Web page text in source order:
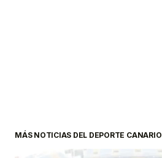
MÁS NOTICIAS DEL DEPORTE CANARIO